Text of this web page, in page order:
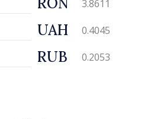
3.8611
UAH 0.4045
RUB 0.2053